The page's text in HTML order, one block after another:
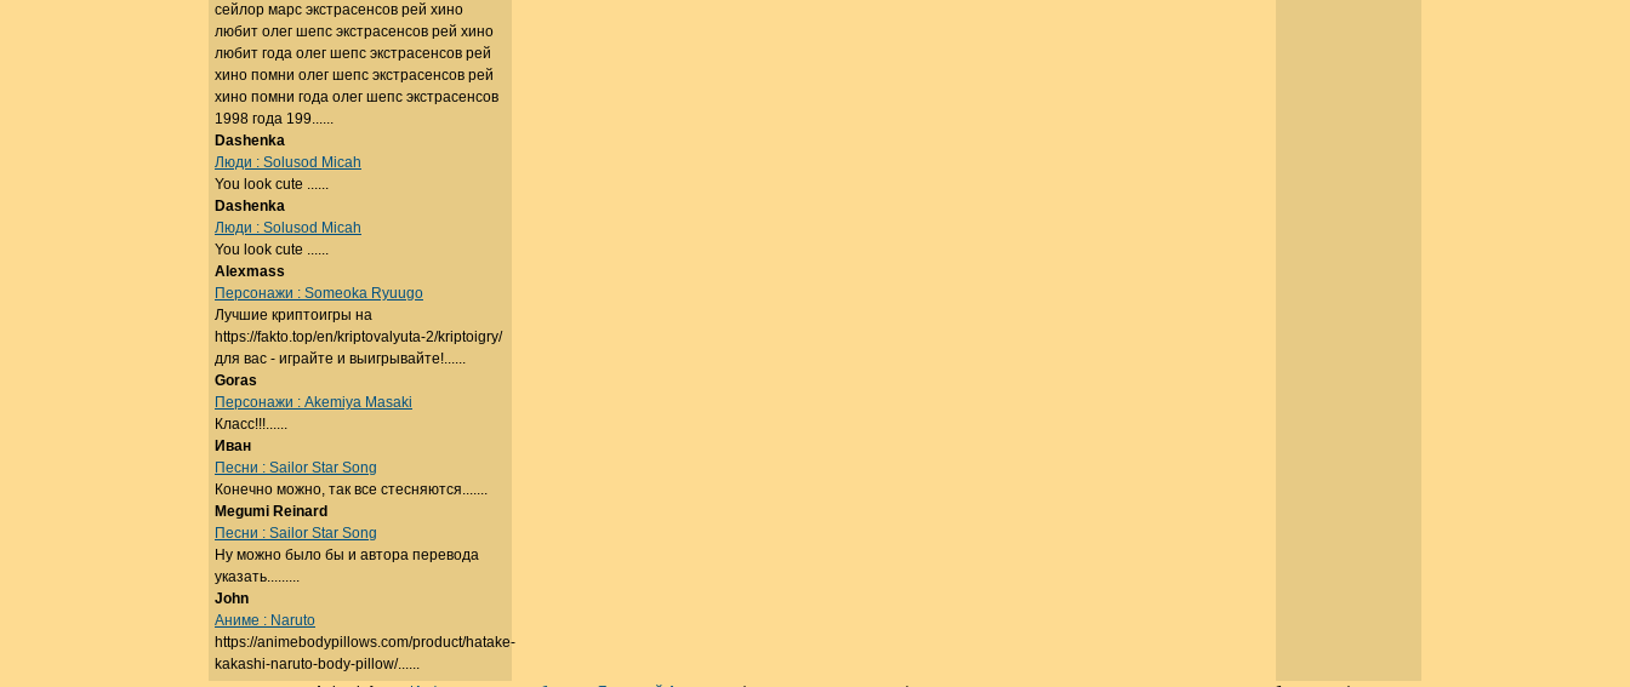
сейлор марс экстрасенсов рей хино
любит олег шепс экстрасенсов рей хино
любит года олег шепс экстрасенсов рей
хино помни олег шепс экстрасенсов рей
хино помни года олег шепс экстрасенсов
1998 года 199......
Dashenka
Люди : Solusod Micah
You look cute ......
Dashenka
Люди : Solusod Micah
You look cute ......
Alexmass
Персонажи : Someoka Ryuugo
Лучшие криптоигры на
https://fakto.top/en/kriptovalyuta-2/kriptoigry/
для вас - играйте и выигрывайте!......
Goras
Персонажи : Akemiya Masaki
Класс!!!......
Иван
Песни : Sailor Star Song
Конечно можно, так все стесняются.......
Megumi Reinard
Песни : Sailor Star Song
Ну можно было бы и автора перевода
указать.........
John
Аниме : Naruto
https://animebodypillows.com/product/hatake-
kakashi-naruto-body-pillow/......